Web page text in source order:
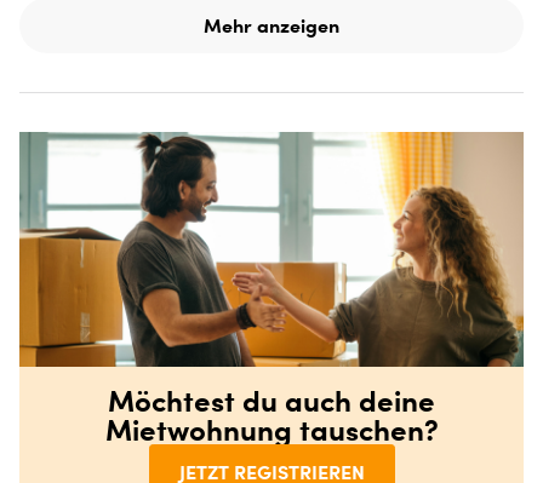
Mehr anzeigen
Möchtest du auch deine
Mietwohnung tauschen?
JETZT REGISTRIEREN